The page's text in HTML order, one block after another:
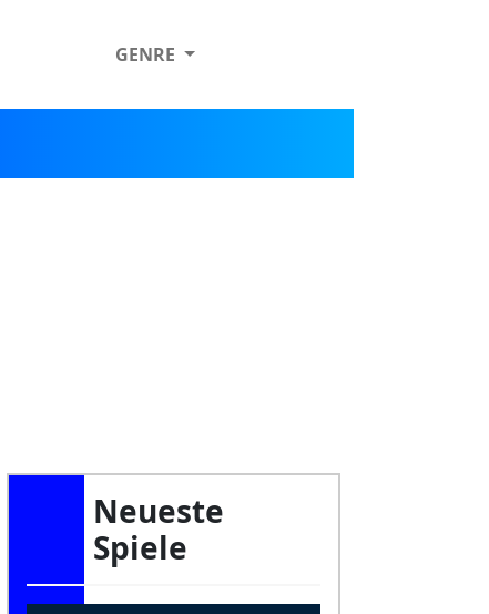
GENRE
Neueste
Spiele